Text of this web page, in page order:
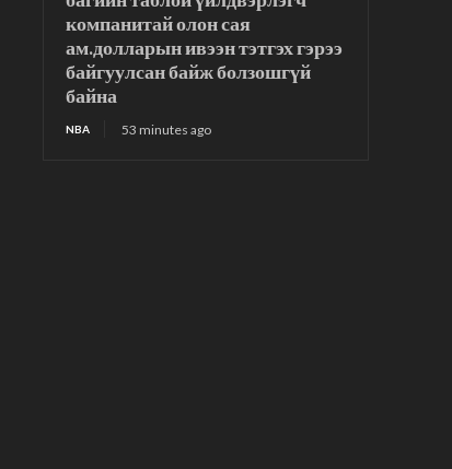
компанитай олон сая
ам.долларын ивээн тэтгэх гэрээ
байгуулсан байж болзошгүй
байна
NBA 53 minutes ago